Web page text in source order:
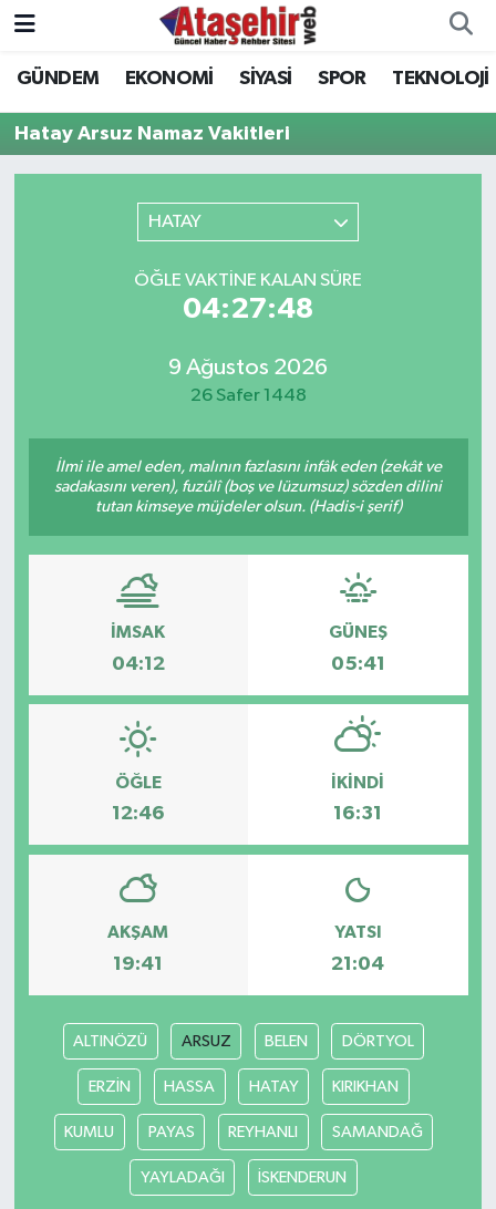
GÜNDEM EKONOMİ SİYASİ SPOR TEKNOLOJİ
Hatay Arsuz Namaz Vakitleri
HATAY
ÖĞLE VAKTINE KALAN SÜRE
04:27:48
9 Ağustos 2026
26 Safer 1448
İlmi ile amel eden, malının fazlasını infâk eden (zekât ve
sadakasını veren), fuzûlî (boş ve lüzumsuz) sözden dilini
tutan kimseye müjdeler olsun. (Hadis-i şerif)
İMSAK
04:12
GÜNEŞ
05:41
ÖĞLE
12:46
İKINDI
16:31
AKŞAM
19:41
YATSI
21:04
ALTINÖZÜ ARSUZ BELEN DÖRTYOL
ERZİN HASSA HATAY KIRIKHAN
KUMLU PAYAS REYHANLI SAMANDAĞ
YAYLADAĞI İSKENDERUN
Hava Durumu
Trafik Durumu
Son Dakika Haberleri